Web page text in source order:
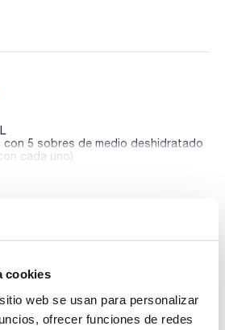
cookies
web se usan para personalizar
ofrecer funciones de redes
con 5 sobres de medio deshidratado
cada uno)
para el aislamiento selectivo de
ISO 16212 y 18416.